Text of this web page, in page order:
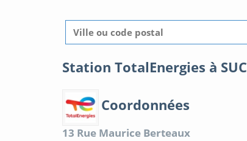
Station TotalEnergies à
Coordonnées
13 Rue Maurice Berteaux